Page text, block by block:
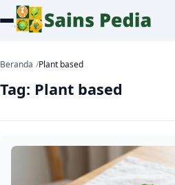
Beranda Plant based
Tag: Plant based